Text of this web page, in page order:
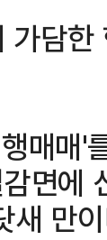
담
매매'
면에
새 만